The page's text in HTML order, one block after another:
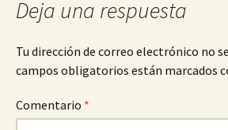
Deja una respuesta
Tu dirección de correo electrónico no
campos obligatorios están marcados
Comentario *